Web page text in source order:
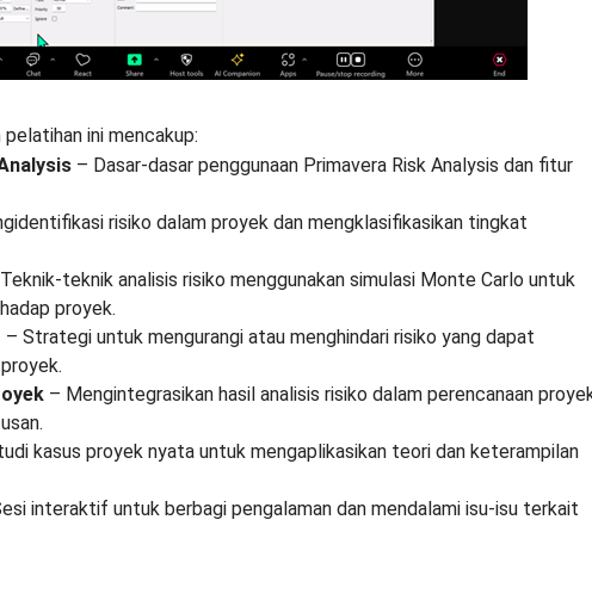
ini mencakup:
– Dasar-dasar penggunaan Primavera Risk Analysis dan fitur
risiko dalam proyek dan mengklasifikasikan tingkat
teknik analisis risiko menggunakan simulasi Monte Carlo untuk
proyek.
– Strategi untuk mengurangi atau menghindari risiko yang dapat
– Mengintegrasikan hasil analisis risiko dalam perencanaan
kasus proyek nyata untuk mengaplikasikan teori dan keterampilan
interaktif untuk berbagi pengalaman dan mendalami isu-isu terkait